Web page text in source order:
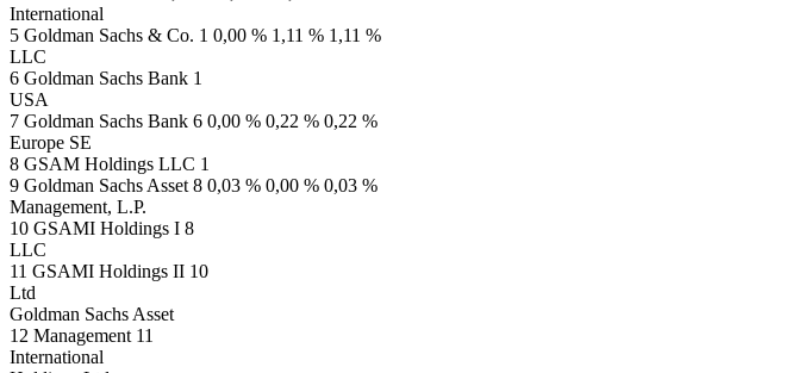
International
5 Goldman Sachs & Co. 1 0,00 % 1,11 % 1,11 %
LLC
6 Goldman Sachs Bank 1
USA
7 Goldman Sachs Bank 6 0,00 % 0,22 % 0,22 %
Europe SE
8 GSAM Holdings LLC 1
9 Goldman Sachs Asset 8 0,03 % 0,00 % 0,03 %
Management, L.P.
10 GSAMI Holdings I 8
LLC
11 GSAMI Holdings II 10
Ltd
Goldman Sachs Asset
12 Management 11
International